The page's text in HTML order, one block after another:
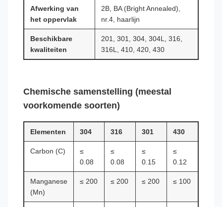
Afwerking van
het oppervlak
2B, BA (Bright Annealed),
nr.4, haarlijn
Beschikbare
kwaliteiten
201, 301, 304, 304L, 316,
316L, 410, 420, 430
Chemische samenstelling (meestal
voorkomende soorten)
Elementen 304 316 301 430
Carbon (C)
≤
0.08
≤
0.08
≤
0.15
≤
0.12
Manganese
(Mn)
≤ 200 ≤ 200 ≤ 200 ≤ 100